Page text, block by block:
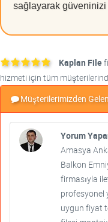
sağlayarak güveninizi
Kaplan File
hizmeti için tüm
Müşterilerimizden
Yorum
Amasya
Balkon
firmasıyla
profesyonel
uygun fiyat